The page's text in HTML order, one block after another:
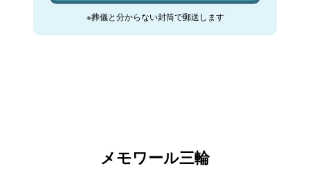
※葬儀と分からない封筒で郵送します
メモワール三輪